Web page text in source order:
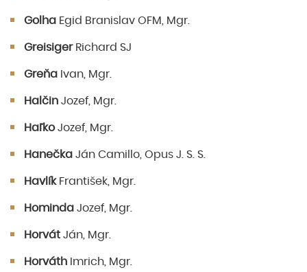
Golha Egid Branislav OFM, Mgr.
GreisigerRichard SJ
Greňa Ivan, Mgr.
Halčin Jozef, Mgr.
HaľkoJozef, Mgr.
Hanečka Ján Camillo, Opus J. S. S.
HavlíkFrantišek, Mgr.
Hominda Jozef, Mgr.
Horvát Ján, Mgr.
Horváth Imrich, Mgr.